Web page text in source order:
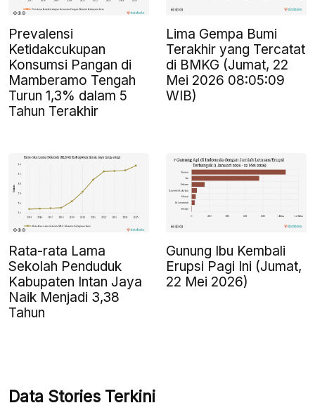
Prevalensi
Ketidakcukupan
Konsumsi Pangan di
Mamberamo Tengah
Turun 1,3% dalam 5
Tahun Terakhir
Lima Gempa Bumi
Terakhir yang Tercatat
di BMKG (Jumat, 22
Mei 2026 08:05:09
WIB)
Rata-rata Lama
Sekolah Penduduk
Kabupaten Intan Jaya
Naik Menjadi 3,38
Tahun
Gunung Ibu Kembali
Erupsi Pagi Ini (Jumat,
22 Mei 2026)
Data Stories Terkini